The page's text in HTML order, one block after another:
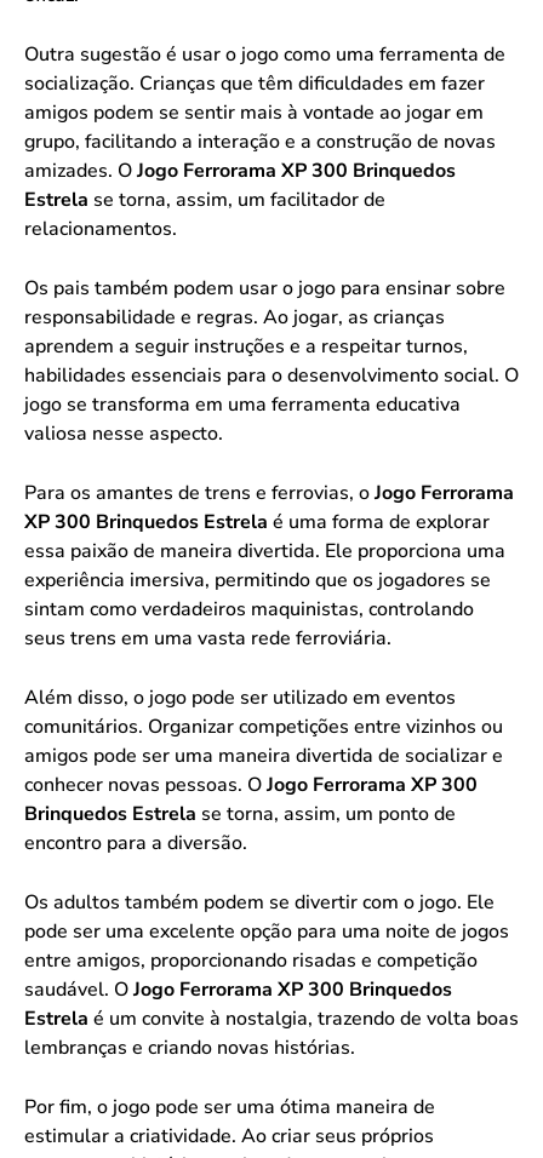
Outra sugestão é usar o jogo como uma ferramenta de
socialização. Crianças que têm dificuldades em fazer
amigos podem se sentir mais à vontade ao jogar em
grupo, facilitando a interação e a construção de novas
amizades. OJogo Ferrorama XP 300 Brinquedos
Estrela se torna, assim, um facilitador de
relacionamentos.
Os pais também podem usar o jogo para ensinar sobre
responsabilidade e regras. Ao jogar, as crianças
aprendem a seguir instruções e a respeitar turnos,
habilidades essenciais para o desenvolvimento social. O
jogo se transforma em uma ferramenta educativa
valiosa nesse aspecto.
Para os amantes de trens e ferrovias, oJogo Ferrorama
XP 300 Brinquedos Estrela é uma forma de explorar
essa paixão de maneira divertida. Ele proporciona uma
experiência imersiva, permitindo que os jogadores se
sintam como verdadeiros maquinistas, controlando
seus trens em uma vasta rede ferroviária.
Além disso, o jogo pode ser utilizado em eventos
comunitários. Organizar competições entre vizinhos ou
amigos pode ser uma maneira divertida de socializar e
conhecer novas pessoas. OJogo Ferrorama XP 300
Brinquedos Estrela se torna, assim, um ponto de
encontro para a diversão.
Os adultos também podem se divertir com o jogo. Ele
pode ser uma excelente opção para uma noite de jogos
entre amigos, proporcionando risadas e competição
saudável. OJogo Ferrorama XP 300 Brinquedos
Estrela é um convite à nostalgia, trazendo de volta boas
lembranças e criando novas histórias.
Por fim, o jogo pode ser uma ótima maneira de
estimular a criatividade. Ao criar seus próprios